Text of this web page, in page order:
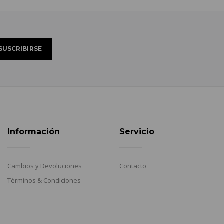
Información
Cambios y Devoluciones
Términos & Condiciones
Servicio
Contacto